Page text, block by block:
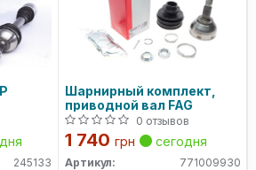
245133
Шарнирный комплект,
приводной вал FAG
0 отзывов
1 740 грн сегодня
Артикул:
771009930